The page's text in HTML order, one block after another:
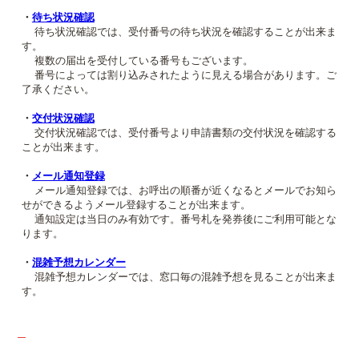
・ 待ち状況確認
待ち状況確認では、受付番号の待ち状況を確認することが出来ま
す。
複数の届出を受付している番号もございます。
番号によっては割り込みされたように見える場合があります。ご
了承ください。
・ 交付状況確認
交付状況確認では、受付番号より申請書類の交付状況を確認する
ことが出来ます。
・ メール通知登録
メール通知登録では、お呼出の順番が近くなるとメールでお知ら
せができるようメール登録することが出来ます。
通知設定は当日のみ有効です。番号札を発券後にご利用可能とな
ります。
・ 混雑予想カレンダー
混雑予想カレンダーでは、窓口毎の混雑予想を見ることが出来ま
す。